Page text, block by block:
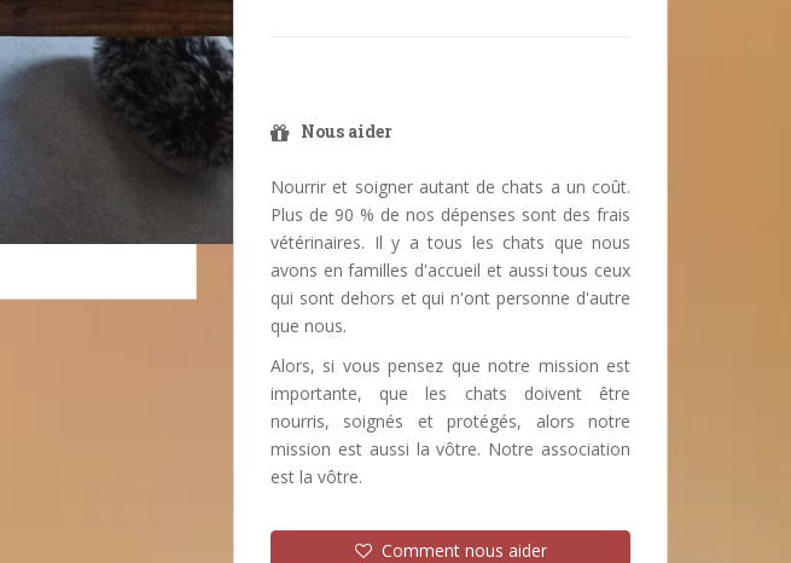
Nous aider
Nourrir et soigner autant de chats a un coût.
Plus de 90 % de nos dépenses sont des frais
vétérinaires. Il y a tous les chats que nous
avons en familles d'accueil et aussi tous ceux
qui sont dehors et qui n'ont personne d'autre
que nous.
Alors, si vous pensez que notre mission est
importante, que les chats doivent être
nourris, soignés et protégés, alors notre
mission est aussi la vôtre. Notre association
est la vôtre.
Comment nous aider